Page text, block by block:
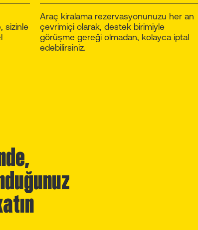
sizinle
Araç kiralama rezervasyonunuzu her an
çevrimiçi olarak, destek birimiyle
görüşme gereği olmadan, kolayca iptal
edebilirsiniz.